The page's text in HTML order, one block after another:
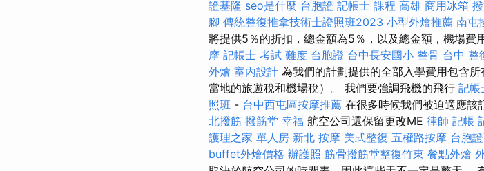
證基隆 seo是什麼 台胞證 記帳士 課程 高雄 商用冰箱
腳 傳統整復推拿技術士證照班2023 小型外燴推薦 南屯
將提供5％的折扣，總金額為5％，以及總金額，機場費
摩 記帳士 考試 難度 台胞證 台中長安國小 整骨 台中 整
外燴 室內設計 為我們的計劃提供的全部入學費用包含
當地的旅遊稅和機場稅）。 我們要強調飛機的飛行 記帳
照班 - 台中西屯區按摩推薦 在很多時候我們被迫適應該
北撥筋 撥筋堂 幸福 航空公司還保留更改ME 律師 記帳
護理之家 單人房 新北 按摩 美式整復 五權路按摩 台胞
buffet外燴價格 辦護照 筋骨撥筋堂整復竹東 餐點外燴